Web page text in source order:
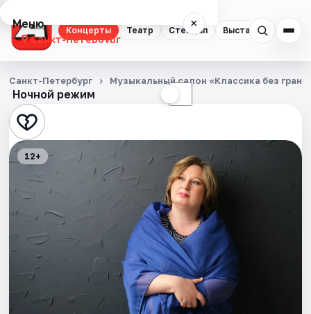
Концерты Театр Стендап Выставки
Меню ×
Санкт-Петербург
Концерты
Театр
Стендап
Выставки
Квесты
Экскурсии
Спорт
События
Ночной режим ☾
Санкт-Петербург Музыкальный салон «Классика без
12+